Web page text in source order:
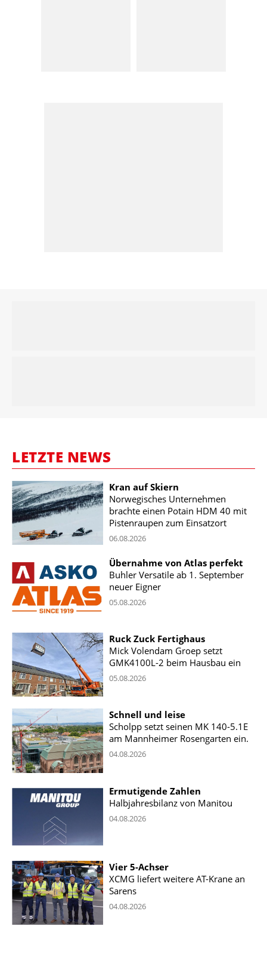
LETZTE NEWS
Kran auf Skiern
Norwegisches Unternehmen
brachte einen Potain HDM 40 mit
Pistenraupen zum Einsatzort
06.08.2026
Übernahme von Atlas perfekt
Buhler Versatile ab 1. September
neuer Eigner
05.08.2026
Ruck Zuck Fertighaus
Mick Volendam Groep setzt
GMK4100L-2 beim Hausbau ein
05.08.2026
Schnell und leise
Scholpp setzt seinen MK 140-5.1E
am Mannheimer Rosengarten ein.
04.08.2026
Ermutigende Zahlen
Halbjahresbilanz von Manitou
04.08.2026
Vier 5-Achser
XCMG liefert weitere AT-Krane an
Sarens
04.08.2026